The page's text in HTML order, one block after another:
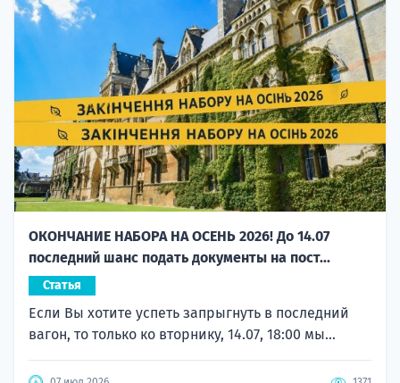
ОКОНЧАНИЕ НАБОРА НА ОСЕНЬ 2026! До 14.07
последний шанс подать документы на пост...
Статья
Если Вы хотите успеть запрыгнуть в последний
вагон, то только ко вторнику, 14.07, 18:00 мы...